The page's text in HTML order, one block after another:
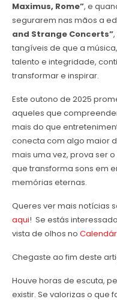
Maximus, Rome”, e
segurarem nas mãos a
and Strange Concerts”
tangíveis de que a
talento e integridade,
transformar e inspirar.
Este outono de 2025
aqueles que
mais do que
conecta com algo maior
mais uma vez, prova ser
que transforma sons em
memórias eternas.
Queres ver mais notícias
aqui! Se estás
vista de olhos no
Chegaste ao fim deste
Houve horas de escuta,
existir. Se valorizas o que